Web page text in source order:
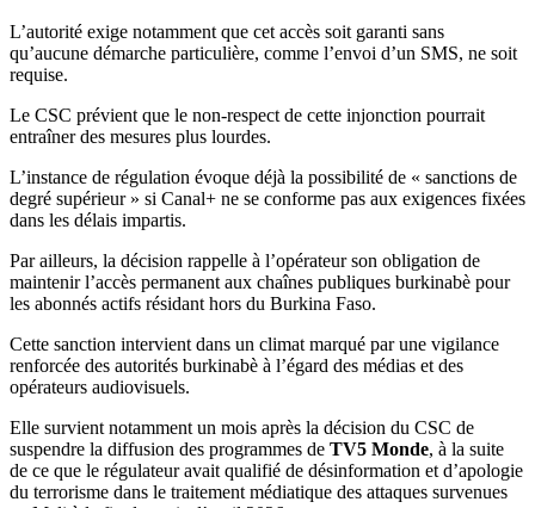
L’autorité exige notamment que cet accès soit garanti sans
qu’aucune démarche particulière, comme l’envoi d’un SMS, ne soit
requise.
Le CSC prévient que le non-respect de cette injonction pourrait
entraîner des mesures plus lourdes.
L’instance de régulation évoque déjà la possibilité de « sanctions de
degré supérieur » si Canal+ ne se conforme pas aux exigences fixées
dans les délais impartis.
Par ailleurs, la décision rappelle à l’opérateur son obligation de
maintenir l’accès permanent aux chaînes publiques burkinabè pour
les abonnés actifs résidant hors du Burkina Faso.
Cette sanction intervient dans un climat marqué par une vigilance
renforcée des autorités burkinabè à l’égard des médias et des
opérateurs audiovisuels.
Elle survient notamment un mois après la décision du CSC de
suspendre la diffusion des programmes de TV5 Monde, à la suite
de ce que le régulateur avait qualifié de désinformation et d’apologie
du terrorisme dans le traitement médiatique des attaques survenues